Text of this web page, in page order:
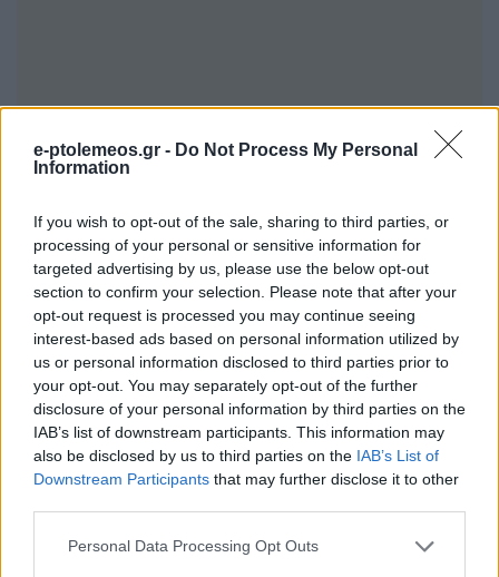
e-ptolemeos.gr - Do Not Process My Personal
Information
If you wish to opt-out of the sale, sharing to third parties, or
processing of your personal or sensitive information for
targeted advertising by us, please use the below opt-out
section to confirm your selection. Please note that after your
opt-out request is processed you may continue seeing
interest-based ads based on personal information utilized by
us or personal information disclosed to third parties prior to
your opt-out. You may separately opt-out of the further
disclosure of your personal information by third parties on the
IAB’s list of downstream participants. This information may
also be disclosed by us to third parties on the IAB’s List of
Downstream Participants that may further disclose it to other
Please note that this website/app uses one or more Google
Personal Data Processing Opt Outs